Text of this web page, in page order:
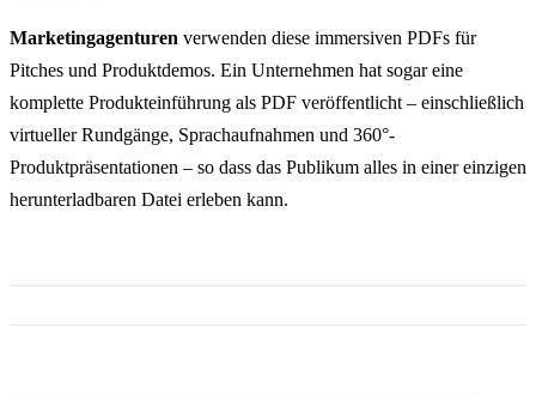
Marketingagenturen verwenden diese immersiven PDFs für
Pitches und Produktdemos. Ein Unternehmen hat sogar eine
komplette Produkteinführung als PDF veröffentlicht – einschließlich
virtueller Rundgänge, Sprachaufnahmen und 360°-
Produktpräsentationen – so dass das Publikum alles in einer einzigen
herunterladbaren Datei erleben kann.